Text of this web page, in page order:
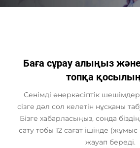
Баға сұрау алыңыз
топқа
Сенімді өнеркәсіптік шешімдер
сізге дәл сол келетін нұсқаны
Бізге хабарласыңыз, сонда
сату тобы 12 сағат ішінде (жұмыс
жауап береді.